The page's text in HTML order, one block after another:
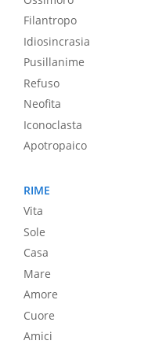
Filantropo
Idiosincrasia
Pusillanime
Refuso
Neofita
Iconoclasta
Apotropaico
RIME
Vita
Sole
Casa
Mare
Amore
Cuore
Amici